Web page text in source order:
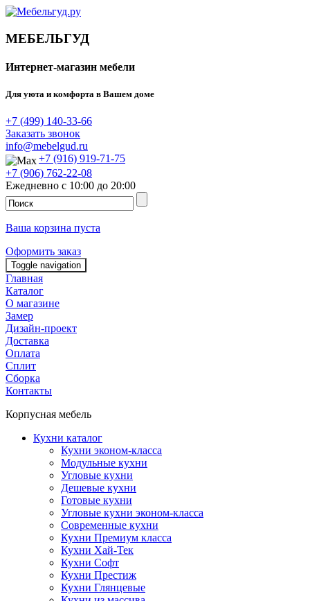
МЕБЕЛЬГУД
Интернет-магазин мебели
Для уюта и комфорта в Вашем доме
+7 (499) 140-33-66
Заказать звонок
info@mebelgud.ru
+7 (916) 919-71-75
+7 (906) 762-22-08
Ежедневно с 10:00 до 20:00
Ваша корзина пуста
Оформить заказ
Toggle navigation
Главная
Каталог
О магазине
Замер
Дизайн-проект
Доставка
Оплата
Сплит
Сборка
Контакты
Корпусная мебель
Кухни каталог
Кухни эконом-класса
Модульные кухни
Угловые кухни
Дешевые кухни
Готовые кухни
Угловые кухни эконом-класса
Современные кухни
Кухни Премиум класса
Кухни Хай-Тек
Кухни Софт
Кухни Престиж
Кухни Глянцевые